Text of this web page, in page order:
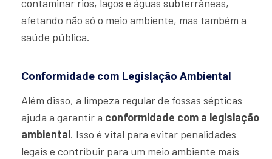
contaminar rios, lagos e águas subterrâneas,
afetando não só o meio ambiente, mas também a
saúde pública.
Conformidade com Legislação Ambiental
Além disso, a limpeza regular de fossas sépticas
ajuda a garantir a conformidade com a legislação
ambiental. Isso é vital para evitar penalidades
legais e contribuir para um meio ambiente mais